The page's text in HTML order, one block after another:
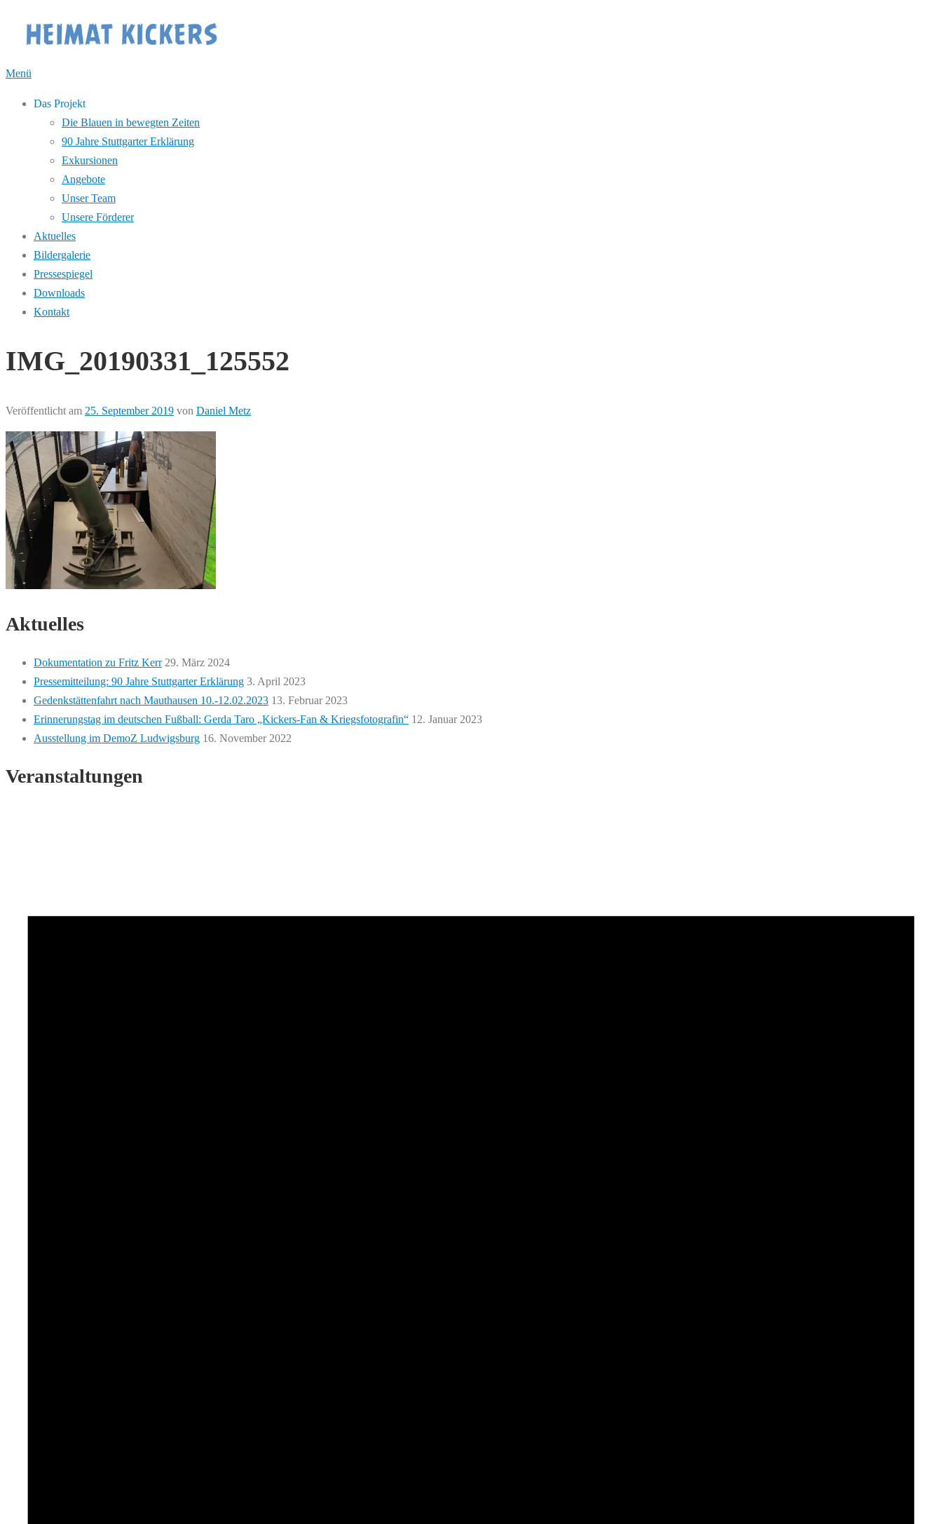
Inhalt
Menü
Das Projekt
Die Blauen in bewegten Zeiten
90 Jahre Stuttgarter Erklärung
Exkursionen
Angebote
Unser Team
Unsere Förderer
Aktuelles
Bildergalerie
Pressespiegel
Downloads
Kontakt
IMG_20190331_125552
Veröffentlicht am 25. September 2019 von Daniel Metz
Aktuelles
Dokumentation zu Fritz Kerr 29. März 2024
Pressemitteilung: 90 Jahre Stuttgarter Erklärung 3. April 2023
Gedenkstättenfahrt nach Mauthausen 10.-12.02.2023 13. Februar 2023
Erinnerungstag im deutschen Fußball: Gerda Taro „Kickers-Fan & Kriegsfotografin“ 12. Januar 2023
Ausstellung im DemoZ Ludwigsburg 16. November 2022
Veranstaltungen